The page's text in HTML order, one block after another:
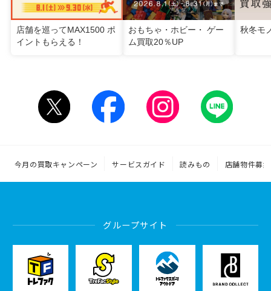
店舗を巡ってMAX1500 ポ
イントもらえる！
おもちゃ・ホビー・ ゲー
ム買取20％UP
秋冬モ
今月の買取キャンペーン サービスガイド 読みもの 店舗物件募集
グループサイト